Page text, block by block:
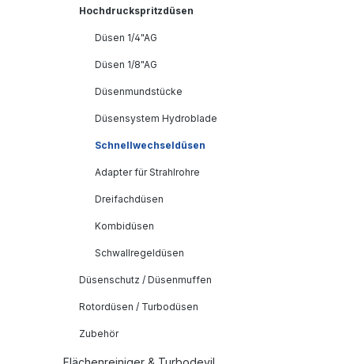
Hochdruckspritzdüsen
Düsen 1/4"AG
Düsen 1/8"AG
Düsenmundstücke
Düsensystem Hydroblade
Schnellwechseldüsen
Adapter für Strahlrohre
Dreifachdüsen
Kombidüsen
Schwallregeldüsen
Düsenschutz / Düsenmuffen
Rotordüsen / Turbodüsen
Zubehör